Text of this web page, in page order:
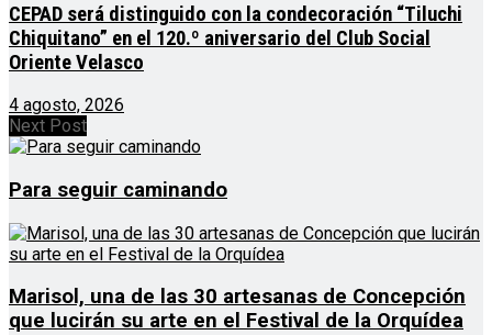
CEPAD será distinguido con la condecoración “Tiluchi
Chiquitano” en el 120.º aniversario del Club Social
Oriente Velasco
4 agosto, 2026
Next Post
Para seguir caminando
Marisol, una de las 30 artesanas de Concepción
que lucirán su arte en el Festival de la Orquídea